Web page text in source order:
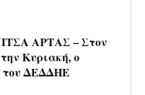
ΑΡΤΑΣ – Στον
Κυριακή, ο
του ΔΕΔΔΗΕ